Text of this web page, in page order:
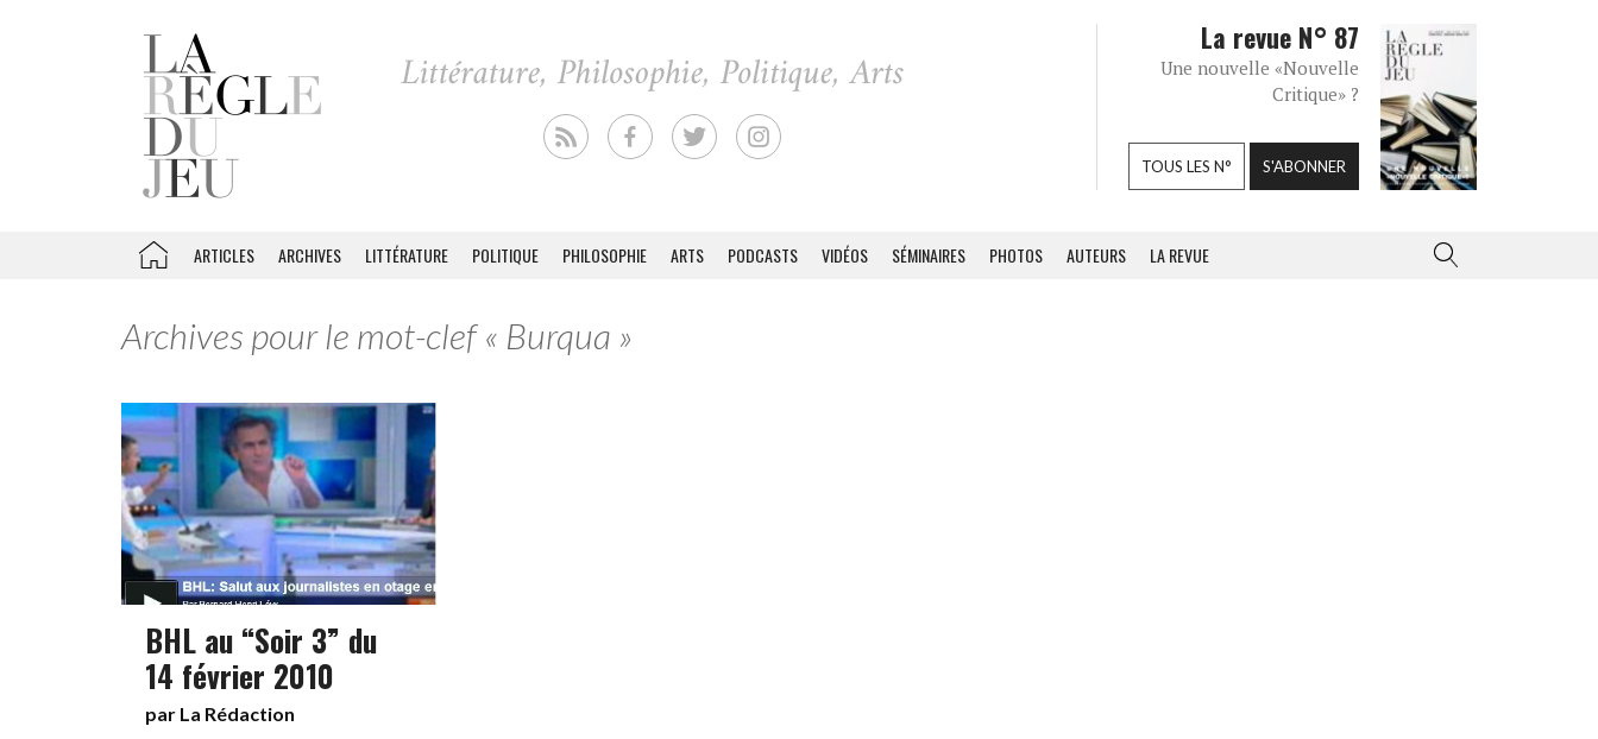
La revue N° 87
Une nouvelle «Nouvelle
Critique» ?
TOUS LES N° S'ABONNER
ARTICLES ARCHIVES LITTÉRATURE POLITIQUE PHILOSOPHIE ARTS PODCASTS VIDÉOS SÉMINAIRES PHOTOS AUTEURS LA REVUE
Archives pour le mot-clef « Burqua »
BHL au “Soir 3” du
14 février 2010
par La Rédaction